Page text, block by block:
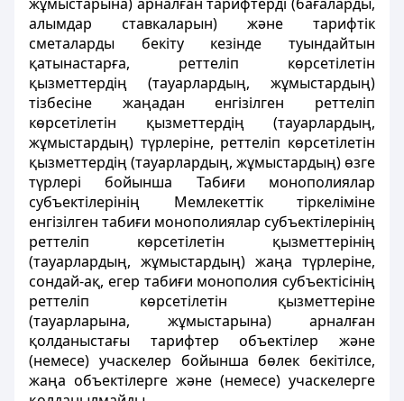
алымдар ставкаларын) және тарифтік
сметаларды бекіту кезiнде туындайтын
қатынастарға, реттеліп көрсетiлетiн
қызметтердiң (тауарлардың, жұмыстардың)
тiзбесiне жаңадан енгізiлген реттелiп
көрсетілетiн қызметтердің (тауарлардың,
жұмыстардың) түрлеріне, реттелiп көрсетілетiн
қызметтердiң (тауарлардың, жұмыстардың) өзге
түрлерi бойынша Табиғи монополиялар
субъектілерiнiң Мемлекеттік тіркелiмiне
енгiзiлген табиғи монополиялар субъектілерiнiң
реттеліп көрсетiлетiн қызметтерінің
(тауарлардың, жұмыстардың) жаңа түрлеріне,
сондай-ақ, егер табиғи монополия субъектісінің
реттеліп көрсетілетін қызметтеріне
(тауарларына, жұмыстарына) арналған
қолданыстағы тарифтер объектілер және
(немесе) учаскелер бойынша бөлек бекітілсе,
жаңа объектілерге және (немесе) учаскелерге